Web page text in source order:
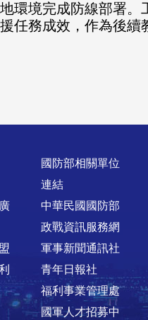
環境完成防線部署
任務成效，作為後續
國防部相關單位
連結
中華民國國防部
政戰資訊服務網
軍事新聞通訊社
青年日報社
福利事業管理處
國軍人才招募中